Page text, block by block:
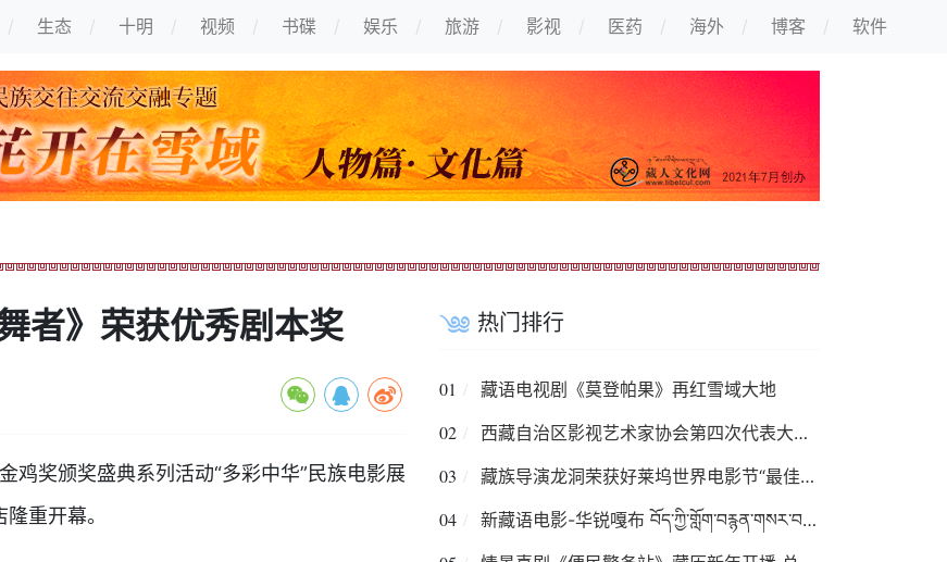
生态 十明 视频 书碟 娱乐 旅游 影视 医药 海外 博客 软件
者》荣获优秀剧本奖
奖颁奖盛典系列活动“多彩中华”民族电影展
重开幕。
热门排行
01 藏语电视剧《莫登帕果》再红雪域大地
02 西藏自治区影视艺术家协会第四次代表大会召开
03 藏族导演龙洞荣获好莱坞世界电影节“最佳导演奖”
04 新藏语电影-华锐嘎布 བོད་ཀྱི་གློག་བརྙན་གསར་བ། དཔའ་རིས་དཀར་པོ།